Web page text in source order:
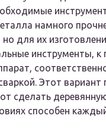
намного
но для их
инструменты, к
Этот
сделать
способен